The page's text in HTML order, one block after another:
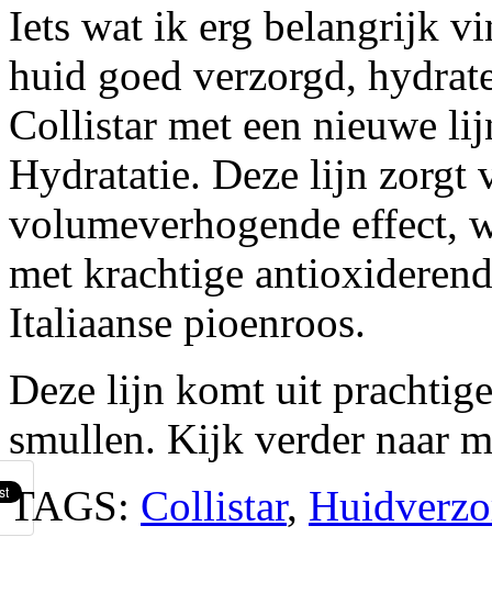
Iets wat ik erg belangrijk
huid goed verzorgd,
Collistar met een nieuwe
Hydratatie. Deze lijn zorgt
volumeverhogende effect,
met krachtige
Italiaanse pioenroos.
Deze lijn komt uit
smullen. Kijk verder naar
TAGS: Collistar,